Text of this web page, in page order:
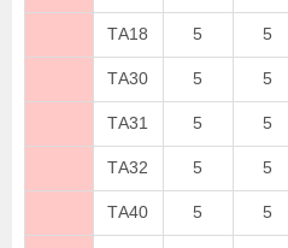
TA18 5 5
TA30 5 5
TA31 5 5
TA32 5 5
TA40 5 5